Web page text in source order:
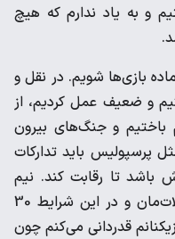
و به یاد ندارم که هیچ
بازی‌ها‌ شویم. در نقل و
و ضعیف عمل کردیم، از
و جنگ‌های بیرون
پرسپولیس باید تدارکات
باشد تا رقابت کند. نیم
فصل سختی داشتیم. با همه مشکلات‌مان و در این شرایط 30
قدردانی می‌کنم چون